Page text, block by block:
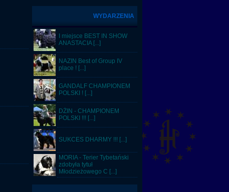
WYDARZENIA
I miejsce BEST IN SHOW
ANASTACIA [...]
NAZIN Best of Group IV
place ! [...]
GANDALF CHAMPIONEM
POLSKI ! [...]
DŻIN - CHAMPIONEM
POLSKI !!! [...]
SUKCES DHARMY !!! [...]
MORIA - Terier Tybetański
zdobyła tytuł
Młodzieżowego C [...]